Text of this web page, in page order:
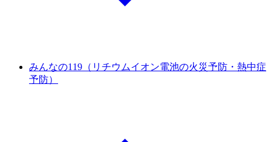
みんなの119（リチウムイオン電池の火災予防・熱中症
予防）